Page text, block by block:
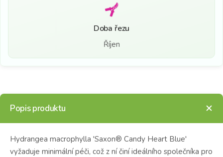
Doba řezu
Říjen
Popis produktu
Hydrangea macrophylla 'Saxon® Candy Heart Blue'
vyžaduje minimální péči, což z ní činí ideálního společníka pro